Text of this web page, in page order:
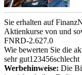
Sie erhalten auf
Aktienkurse von und
FNRD-2.627.0
Wie bewerten Sie die
sehr gut1 23456schlecht
Werbehinweise: Die